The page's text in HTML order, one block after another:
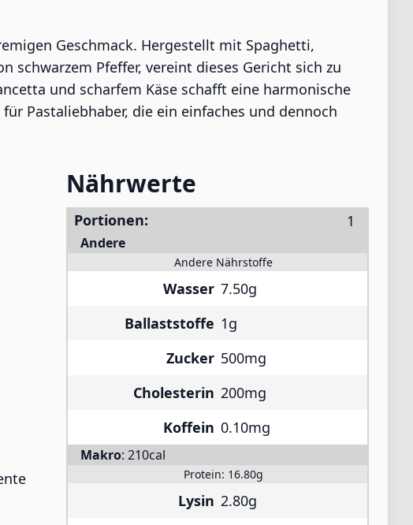
Geschmack. Hergestellt mit Spaghetti,
schwarzem Pfeffer, vereint dieses Gericht sich zu
und scharfem Käse schafft eine harmonische
Pastaliebhaber, die ein einfaches und dennoch
Nährwerte
Portionen:
Andere
Andere Nährstoffe
Wasser 7.50g
Ballaststoffe 1g
Zucker 500mg
Cholesterin 200mg
Koffein 0.10mg
Makro: 210cal
Protein: 16.80g
Lysin 2.80g